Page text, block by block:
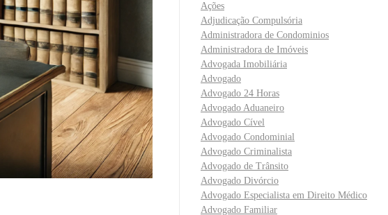
Ações
Adjudicação Compulsória
Administradora de Condominios
Administradora de Imóveis
Advogada Imobiliária
Advogado
Advogado 24 Horas
Advogado Aduaneiro
Advogado Cível
Advogado Condominial
Advogado Criminalista
Advogado de Trânsito
Advogado Divórcio
Advogado Especialista em Direito Médico
Advogado Familiar